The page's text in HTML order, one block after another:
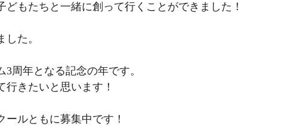
もたちと一緒に創って行くことができました！
た。
周年となる記念の年です。
きたいと思います！
ルともに募集中です！